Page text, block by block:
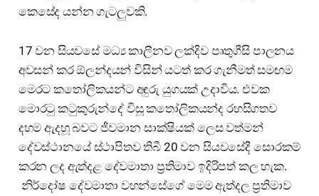
කෙසේද යන්න ගැටලුවකි.
17 වන සියවසේ මධ්‍ය කාලීනව ලක්දිව පෘතුගීසි පාලනය
අවසන් කර ඕලන්දයන් විසින් යටත් කර ගැනීමත් සමඟම
මෙරට කතෝලිකයන්ට අඳුරු යුගයක් උදාවිය. එවක
මොරටු කටුකුරුන්දේ විසූ කතෝලිකයන්ද රහසිගතව
දහම ඇදහූ බවට ජීවමාන සාක්ෂියක් ලෙස වත්මන්
දේවස්ථානයේ ස්ථාපිතව තිබී 20 වන සියවසේදී සොරකම්
කරන ලද ඇත්දළ දේවමාතා ප්‍රතිමාව ඉදිරිපත් කල හැක.
නිර්දෝෂ දේවමාතා වහන්සේගේ මෙම ඇත්දල ප්‍රතිමාව